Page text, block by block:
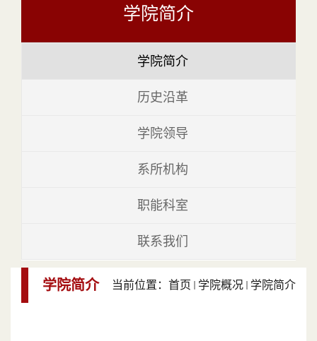
学院简介
学院简介
历史沿革
学院领导
系所机构
职能科室
联系我们
学院简介 当前位置： 首页 学院概况 学院简介